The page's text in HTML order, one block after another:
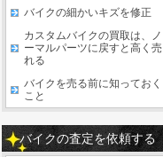
バイクの細かいキズを修正
カスタムバイクの買取は、ノ
ーマルパーツに戻すと高く売
れる
バイクを売る前に知っておく
こと
バイクの査定を依頼する